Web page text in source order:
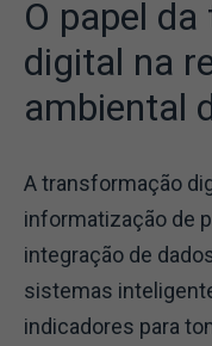
O papel
digital na
ambiental
A transformação
informatização de
integração de
sistemas
indicadores para